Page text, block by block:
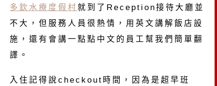
多欽水療度假村 就到了Reception接待大廳並
不大，但服務人員很熱情，用英文講解飯店設
施，還有會講一點點中文的員工幫我們簡單翻
譯。
入住記得說checkout時間，因為是超早班